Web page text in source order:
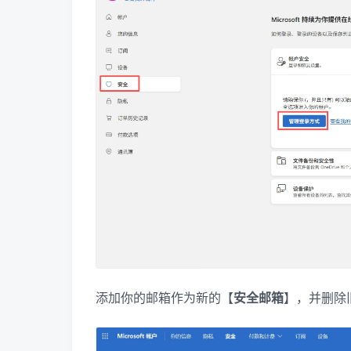
添加你的邮箱作为新的【安全邮箱】，并删除